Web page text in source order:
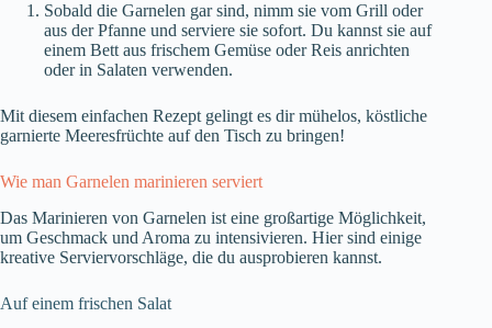
Sobald die Garnelen gar sind, nimm sie vom Grill oder
aus der Pfanne und serviere sie sofort. Du kannst sie auf
einem Bett aus frischem Gemüse oder Reis anrichten
oder in Salaten verwenden.
Mit diesem einfachen Rezept gelingt es dir mühelos, köstliche
garnierte Meeresfrüchte auf den Tisch zu bringen!
Wie man Garnelen marinieren serviert
Das Marinieren von Garnelen ist eine großartige Möglichkeit,
um Geschmack und Aroma zu intensivieren. Hier sind einige
kreative Serviervorschläge, die du ausprobieren kannst.
Auf einem frischen Salat